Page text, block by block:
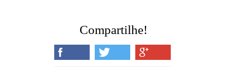
Compartilhe!